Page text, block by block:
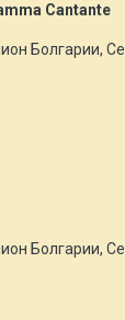
Cantante
Болгарии,
Болгарии,